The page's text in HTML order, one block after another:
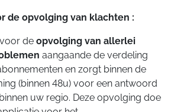
de opvolging van klachten :
de opvolging van allerlei
aangaande de verdeling
en zorgt binnen de
(binnen 48u) voor een antwoord
uw regio. Deze opvolging doe